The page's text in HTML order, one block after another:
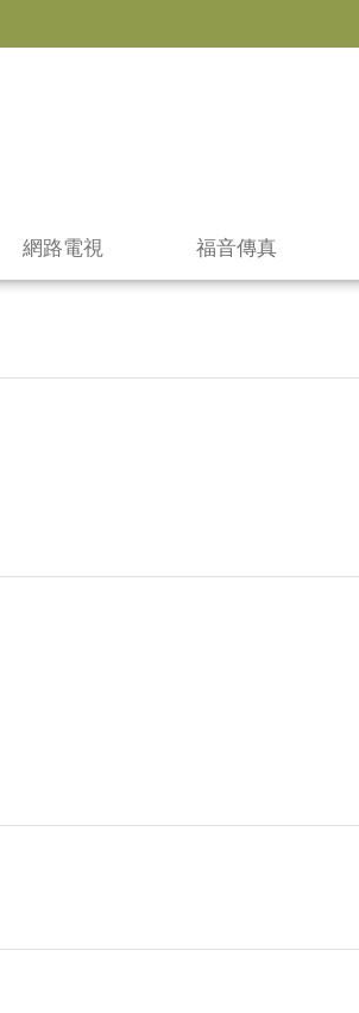
網路電視 福音傳真